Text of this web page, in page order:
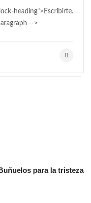
heading">Escribirte.
-->
para la tristeza